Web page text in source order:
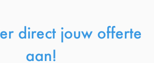
direct jouw offerte
aan!